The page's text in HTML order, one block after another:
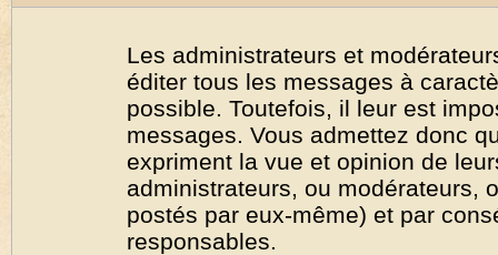
Les administrateurs et
éditer tous les messages à
possible. Toutefois, il leur est
messages. Vous admettez donc
expriment la vue et opinion de
administrateurs, ou modérateurs,
postés par eux-même) et par
responsables.